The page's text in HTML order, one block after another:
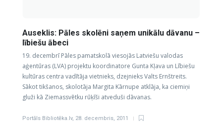
Auseklis: Pāles skolēni saņem unikālu dāvanu –
lībiešu ābeci
19. decembrī Pāles pamatskolā viesojās Latviešu valodas
aģentūras (LVA) projektu koordinatore Gunta Kļava un Lībiešu
kultūras centra vadītāja vietnieks, dzejnieks Valts Ernštreits.
Sākot tikšanos, skolotāja Margita Kārnupe atklāja, ka ciemiņi
gluži kā Ziemassvētku rūķīši atveduši dāvanas.
Portāls Bibliotēka.lv, 28. decembris, 2011